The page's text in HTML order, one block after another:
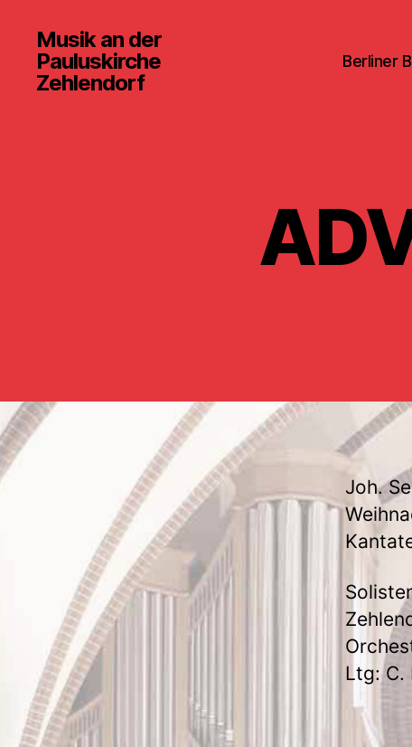
Musik an der
Pauluskirche
Zehlendorf
Berliner
Joh.
Ltg: C.